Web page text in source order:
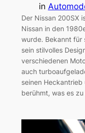
in
Der Nissan 200SX
Nissan in den
wurde. Bekannt für
sein stilvolles
verschiedenen
auch
seinen
berühmt, was es